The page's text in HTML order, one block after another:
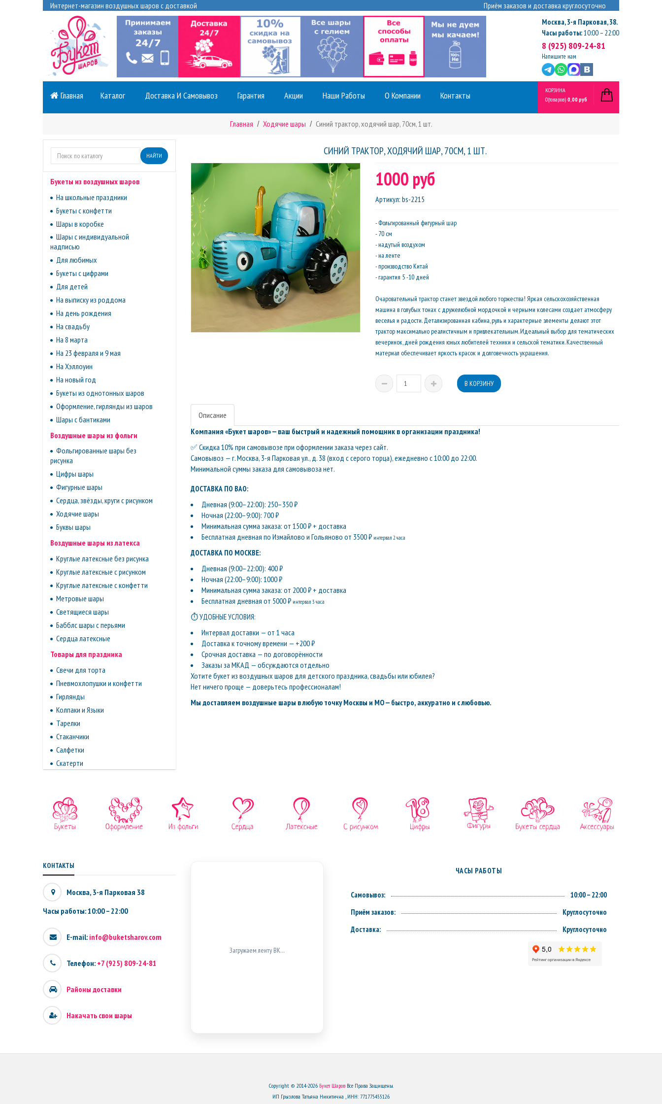
Интернет-магазин воздушных шаров с доставкой Приём заказов и доставка круглосуточно
Москва,3-я Парковая, 38.
Часы работы:10:00 – 22:00
8 (925) 809-24-81
Напишите нам
Главная Каталог Доставка И Самовывоз Гарантия Акции Наши Работы О Компании Контакты
КОРЗИНА
0(товаров) 0,00 руб
Главная Ходячие шары Синий трактор, ходячий шар, 70см, 1 шт.
НАЙТИ
Букеты из воздушных шаров
На школьные праздники
Букеты с конфетти
Шары в коробке
Шары с индивидуальной
надписью
Для любимых
Букеты с цифрами
Для детей
На выписку из роддома
На день рождения
На свадьбу
На 8 марта
На 23 февраля и 9 мая
На Хэллоуин
На новый год
Букеты из однотонных шаров
Оформление, гирлянды из шаров
Шары с бантиками
Воздушные шары из фольги
Фольгированные шары без
рисунка
Цифры шары
Фигурные шары
Сердца, звёзды, круги с рисунком
Ходячие шары
Буквы шары
Воздушные шары из латекса
Круглые латексные без рисунка
Круглые латексные с рисунком
Круглые латексные с конфетти
Метровые шары
Светящиеся шары
Бабблс шары с перьями
Сердца латексные
Товары для праздника
Свечи для торта
Пневмохлопушки и конфетти
Гирлянды
Колпаки и Языки
Тарелки
Стаканчики
Салфетки
Скатерти
СИНИЙ ТРАКТОР, ХОДЯЧИЙ ШАР, 70СМ, 1 ШТ.
1000 руб
Артикул: bs-2215
- Фольгированный фигурный шар
- 70 см
- надутый воздухом
- на ленте
- производство Китай
- гарантия 5 -10 дней
Очаровательный трактор станет звездой любого торжества! Яркая сельскохозяйственная
машина в голубых тонах с дружелюбной мордочкой и черными колесами создает атмосферу
веселья и радости. Детализированная кабина, руль и характерные элементы делают этот
трактор максимально реалистичным и привлекательным. Идеальный выбор для тематических
вечеринок, дней рождения юных любителей техники и сельской тематики. Качественный
материал обеспечивает яркость красок и долговечность украшения.
Описание
Компания «Букет шаров» — ваш быстрый и надежный помощник в организации праздника!
✅ Скидка 10% при самовывозе при оформлении заказа через сайт.
Самовывоз — г. Москва, 3-я Парковая ул., д. 38 (вход с серого торца), ежедневно с 10:00 до 22:00.
Минимальной суммы заказа для самовывоза нет.
ДОСТАВКА ПО ВАО:
Дневная (9:00–22:00): 250–350 ₽
Ночная (22:00–9:00): 700 ₽
Минимальная сумма заказа: от 1500 ₽ + доставка
Бесплатная дневная по Измайлово и Гольяново от 3500 ₽ интервал 2 часа
ДОСТАВКА ПО МОСКВЕ:
Дневная (9:00–22:00): 400 ₽
Ночная (22:00–9:00): 1000 ₽
Минимальная сумма заказа: от 2000 ₽ + доставка
Бесплатная дневная от 5000 ₽ интервал 3 часа
⏱ УДОБНЫЕ УСЛОВИЯ:
Интервал доставки — от 1 часа
Доставка к точному времени — +200 ₽
Срочная доставка — по договорённости
Заказы за МКАД — обсуждаются отдельно
Хотите букет из воздушных шаров для детского праздника, свадьбы или юбилея?
Нет ничего проще — доверьтесь профессионалам!
Мы доставляем воздушные шары в любую точку Москвы и МО — быстро, аккуратно и с любовью.
КОНТАКТЫ
Москва, 3-я Парковая 38
Часы работы: 10:00 – 22:00
E-mail: info@buketsharov.com
Телефон: +7 (925) 809-24-81
Районы доставки
Накачать свои шары
доступ к vk.com).
ЧАСЫ РАБОТЫ
Самовывоз:
10:00 – 22:00
Приём заказов:
Круглосуточно
Доставка:
Круглосуточно
Copyright © 2014-2026 Букет ШаровВсе Права Защищены.
ИП Грызлова Татьяна Никитична , ИНН: 771775455126